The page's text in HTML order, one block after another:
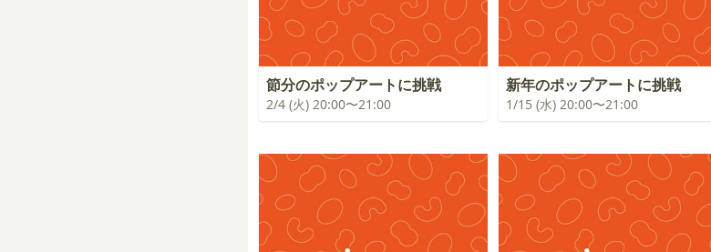
節分のポップアートに挑戦
2/4 (火) 20:00〜21:00
新年のポップアートに挑戦
1/15 (水) 20:00〜21:00